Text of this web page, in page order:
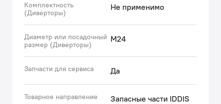
Комплектность
(Диверторы)
Не применимо
Диаметр или посадочный
размер (Диверторы)
M24
Запчасти для сервиса Да
Товарное направление Запасные части IDDIS